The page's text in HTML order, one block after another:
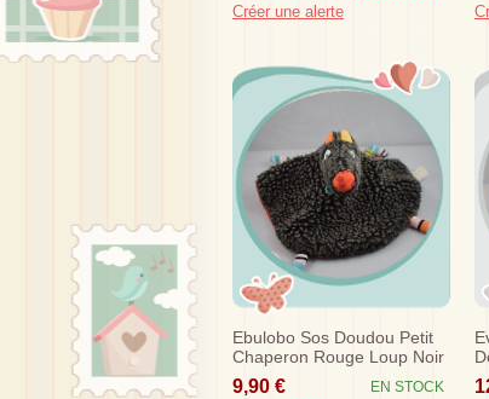
Créer une alerte
Ebulobo Sos Doudou Petit
Chaperon Rouge Loup Noir
9,90 € EN STOCK